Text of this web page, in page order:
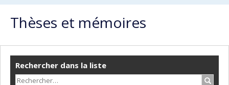
Thèses et mémoires
Rechercher dans la liste